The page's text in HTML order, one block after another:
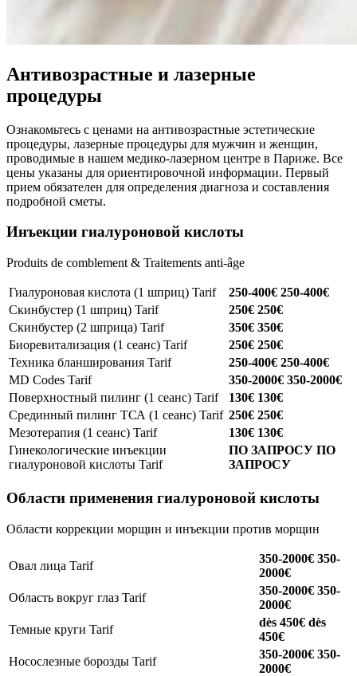
Антивозрастные и лазерные
процедуры
Ознакомьтесь с ценами на антивозрастные эстетические
процедуры, лазерные процедуры для мужчин и женщин,
проводимые в нашем медико-лазерном центре в Париже. Все
цены указаны для ориентировочной информации. Первый
прием обязателен для определения диагноза и составления
подробной сметы.
Инъекции гиалуроновой кислоты
Produits de comblement & Traitements anti-âge
Гиалуроновая кислота (1 шприц) Tarif 250-400€ 250-400€
Скинбустер (1 шприц) Tarif 250€ 250€
Скинбустер (2 шприца) Tarif 350€ 350€
Биоревитализация (1 сеанс) Tarif 250€ 250€
Техника бланширования Tarif 250-400€ 250-400€
MD Codes Tarif 350-2000€ 350-2000€
Поверхностный пилинг (1 сеанс) Tarif 130€ 130€
Срединный пилинг ТСА (1 сеанс) Tarif 250€ 250€
Мезотерапия (1 сеанс) Tarif 130€ 130€
Гинекологические инъекции
гиалуроновой кислоты Tarif
ПО ЗАПРОСУ ПО
ЗАПРОСУ
Области применения гиалуроновой кислоты
Области коррекции морщин и инъекции против морщин
Овал лица Tarif
350-2000€ 350-
2000€
Область вокруг глаз Tarif
350-2000€ 350-
2000€
Темные круги Tarif
dès 450€ dès
450€
Носослезные борозды Tarif
350-2000€ 350-
2000€